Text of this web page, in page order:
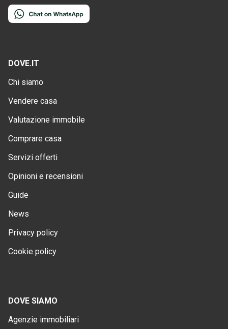
DOVE.IT
Chi siamo
Vendere casa
Valutazione immobile
Comprare casa
Servizi offerti
Opinioni e recensioni
Guide
News
Privacy policy
Cookie policy
DOVE SIAMO
Agenzie immobiliari